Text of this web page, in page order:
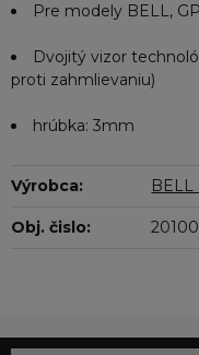
Pre modely BELL,
Dvojitý vizor
proti zahmlievaniu)
hrúbka: 3mm
Výrobca: BELL
Obj. čislo: